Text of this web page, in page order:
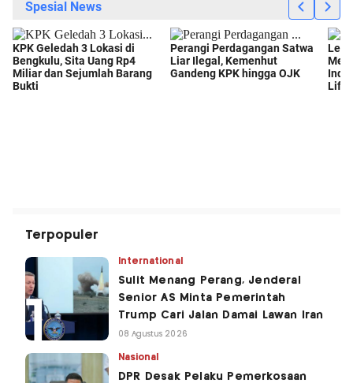
Terpopuler
International
Sulit Menang Perang, Jenderal
Senior AS Minta Pemerintah
Trump Cari Jalan Damai Lawan Iran
08 Agustus 2026
Nasional
DPR Desak Pelaku Pemerkosaan